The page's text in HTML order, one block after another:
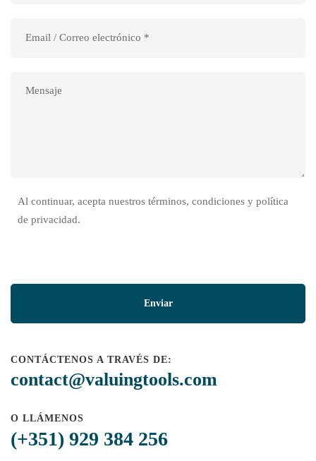
Al continuar, acepta nuestros términos, condiciones y política
de privacidad.
CONTÁCTENOS A TRAVÉS DE:
contact@valuingtools.com
O LLÁMENOS
(+351) 929 384 256